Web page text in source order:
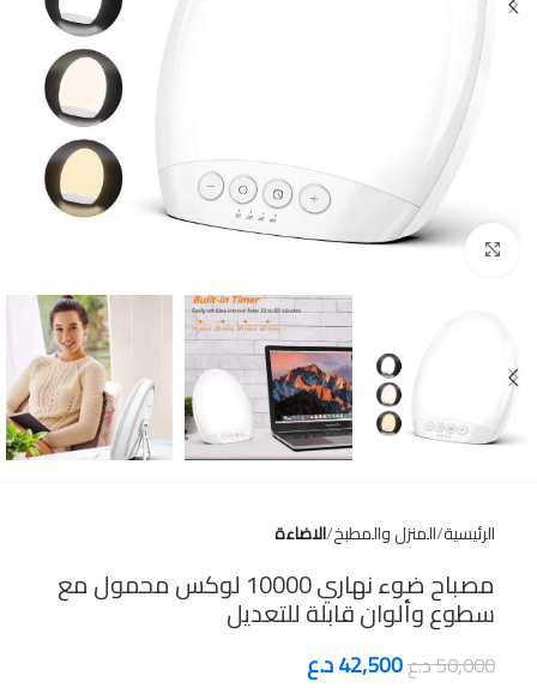
Click to enlarge
الرئيسية المنزل والمطبخ الاضاءة
مصباح ضوء نهاري 10000 لوكس محمول مع
سطوع وألوان قابلة للتعديل
50,000د.ع42,500د.ع